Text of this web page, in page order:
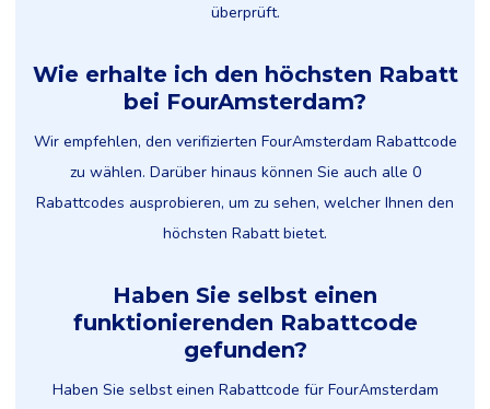
überprüft.
Wie erhalte ich den höchsten Rabatt
bei FourAmsterdam?
Wir empfehlen, den verifizierten FourAmsterdam Rabattcode
zu wählen. Darüber hinaus können Sie auch alle 0
Rabattcodes ausprobieren, um zu sehen, welcher Ihnen den
höchsten Rabatt bietet.
Haben Sie selbst einen
funktionierenden Rabattcode
gefunden?
Haben Sie selbst einen Rabattcode für FourAmsterdam